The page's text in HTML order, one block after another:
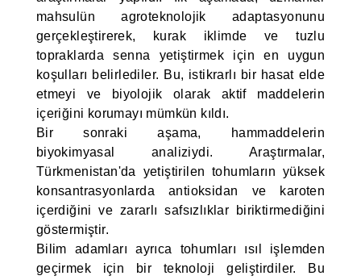
mahsulün agroteknolojik adaptasyonunu
gerçekleştirerek, kurak iklimde ve tuzlu
topraklarda senna yetiştirmek için en uygun
koşulları belirlediler. Bu, istikrarlı bir hasat elde
etmeyi ve biyolojik olarak aktif maddelerin
içeriğini korumayı mümkün kıldı.
Bir sonraki aşama, hammaddelerin
biyokimyasal analiziydi. Araştırmalar,
Türkmenistan'da yetiştirilen tohumların yüksek
konsantrasyonlarda antioksidan ve karoten
içerdiğini ve zararlı safsızlıklar biriktirmediğini
göstermiştir.
Bilim adamları ayrıca tohumları ısıl işlemden
geçirmek için bir teknoloji geliştirdiler. Bu